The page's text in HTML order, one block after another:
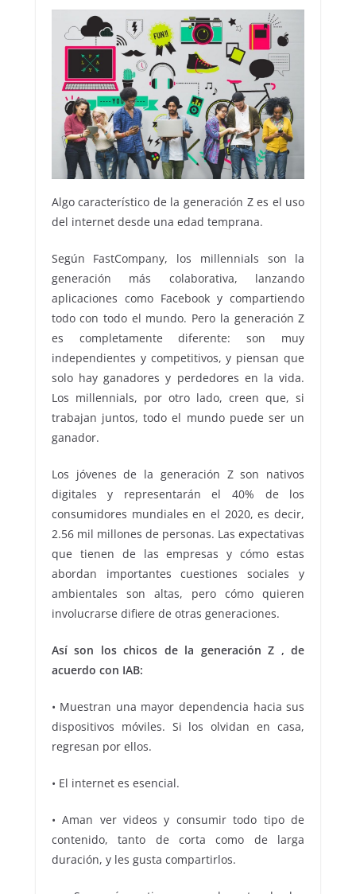
Algo característico de la generación Z es el uso
del internet desde una edad temprana.
Según FastCompany, los millennials son la
generación más colaborativa, lanzando
aplicaciones como Facebook y compartiendo
todo con todo el mundo. Pero la generación Z
es completamente diferente: son muy
independientes y competitivos, y piensan que
solo hay ganadores y perdedores en la vida.
Los millennials, por otro lado, creen que, si
trabajan juntos, todo el mundo puede ser un
ganador.
Los jóvenes de la generación Z son nativos
digitales y representarán el 40% de los
consumidores mundiales en el 2020, es decir,
2.56 mil millones de personas. Las expectativas
que tienen de las empresas y cómo estas
abordan importantes cuestiones sociales y
ambientales son altas, pero cómo quieren
involucrarse difiere de otras generaciones.
Así son los chicos de la generación Z , de
acuerdo con IAB:
• Muestran una mayor dependencia hacia sus
dispositivos móviles. Si los olvidan en casa,
regresan por ellos.
• El internet es esencial.
• Aman ver videos y consumir todo tipo de
contenido, tanto de corta como de larga
duración, y les gusta compartirlos.